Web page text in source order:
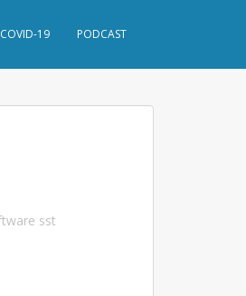
COVID-19 PODCAST